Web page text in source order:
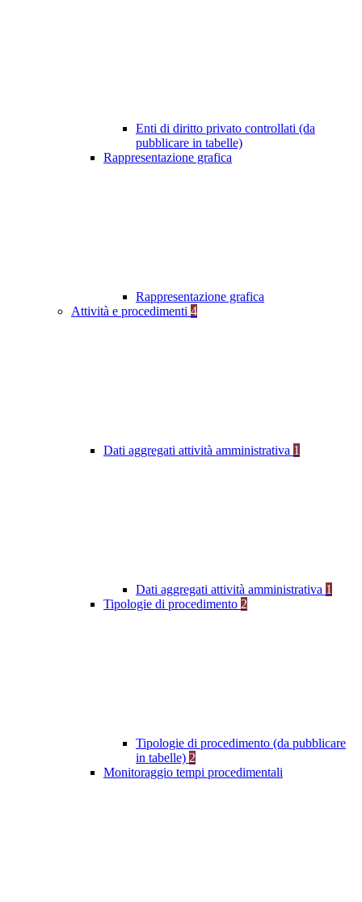
Enti di diritto privato controllati (da
pubblicare in tabelle)
Rappresentazione grafica
Rappresentazione grafica
Attività e procedimenti 4
Dati aggregati attività amministrativa 1
Dati aggregati attività amministrativa 1
Tipologie di procedimento 2
Tipologie di procedimento (da pubblicare
in tabelle) 2
Monitoraggio tempi procedimentali